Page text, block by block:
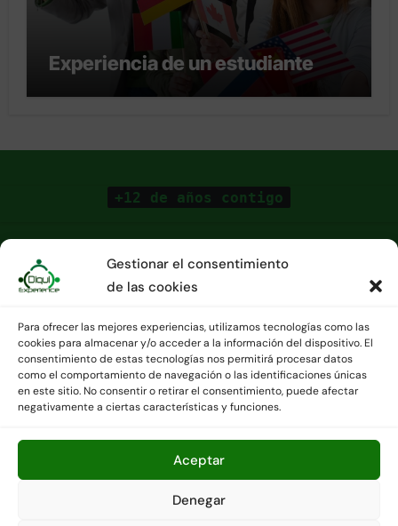
Gestionar el consentimiento
de las cookies
Para ofrecer las mejores experiencias, utilizamos tecnologías como las
cookies para almacenar y/o acceder a la información del dispositivo. El
consentimiento de estas tecnologías nos permitirá procesar datos
como el comportamiento de navegación o las identificaciones únicas
en este sitio. No consentir o retirar el consentimiento, puede afectar
negativamente a ciertas características y funciones.
Aceptar
Denegar
Experiencia de un estudiante
+12 de años contigo
Agencia de viajes CICMA 3391 - Contáctanos en
Copyright © Todos los derechos reservados
Themeansar.
Política de cookies (UE)